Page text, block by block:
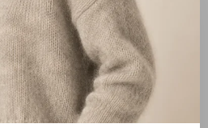
moss green is een stijlvolle en
met een tijdloos karakter. Het
zachte groentint geeft een
aan je outfit.